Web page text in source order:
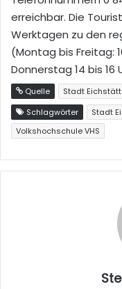
erreichbar. Die
Werktagen zu den
(Montag bis Freitag:
Donnerstag 14 bis
Quelle
Stadt Eichstätt
Schlagwörter
Stadt
Volkshochschule VHS